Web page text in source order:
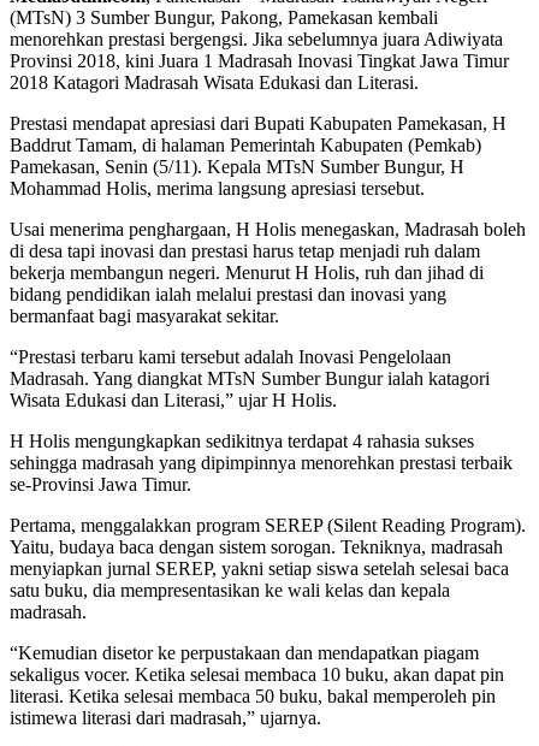
(MTsN) 3 Sumber Bungur, Pakong, Pamekasan kembali
menorehkan prestasi bergengsi. Jika sebelumnya juara Adiwiyata
Provinsi 2018, kini Juara 1 Madrasah Inovasi Tingkat Jawa Timur
2018 Katagori Madrasah Wisata Edukasi dan Literasi.
Prestasi mendapat apresiasi dari Bupati Kabupaten Pamekasan, H
Baddrut Tamam, di halaman Pemerintah Kabupaten (Pemkab)
Pamekasan, Senin (5/11). Kepala MTsN Sumber Bungur, H
Mohammad Holis, merima langsung apresiasi tersebut.
Usai menerima penghargaan, H Holis menegaskan, Madrasah boleh
di desa tapi inovasi dan prestasi harus tetap menjadi ruh dalam
bekerja membangun negeri. Menurut H Holis, ruh dan jihad di
bidang pendidikan ialah melalui prestasi dan inovasi yang
bermanfaat bagi masyarakat sekitar.
“Prestasi terbaru kami tersebut adalah Inovasi Pengelolaan
Madrasah. Yang diangkat MTsN Sumber Bungur ialah katagori
Wisata Edukasi dan Literasi,” ujar H Holis.
H Holis mengungkapkan sedikitnya terdapat 4 rahasia sukses
sehingga madrasah yang dipimpinnya menorehkan prestasi terbaik
se-Provinsi Jawa Timur.
Pertama, menggalakkan program SEREP (Silent Reading Program).
Yaitu, budaya baca dengan sistem sorogan. Tekniknya, madrasah
menyiapkan jurnal SEREP, yakni setiap siswa setelah selesai baca
satu buku, dia mempresentasikan ke wali kelas dan kepala
madrasah.
“Kemudian disetor ke perpustakaan dan mendapatkan piagam
sekaligus vocer. Ketika selesai membaca 10 buku, akan dapat pin
literasi. Ketika selesai membaca 50 buku, bakal memperoleh pin
istimewa literasi dari madrasah,” ujarnya.